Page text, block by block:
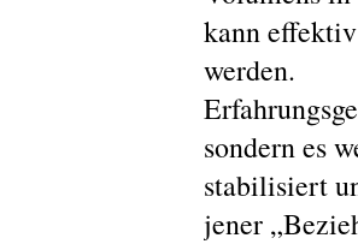
kann
werden.
sondern es
stabilisiert
jener